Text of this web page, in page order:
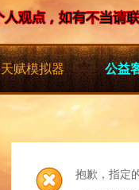
天赋模拟器 公益
抱歉，指定